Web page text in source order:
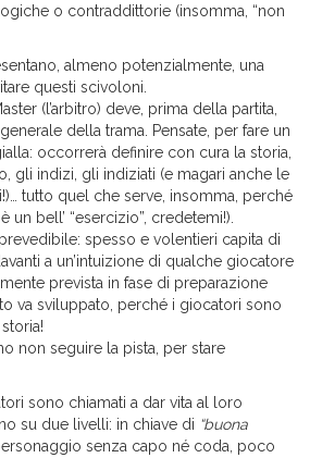
o contraddittorie (insomma, “non
almeno potenzialmente, una
questi scivoloni.
(l’arbitro) deve, prima della partita,
della trama. Pensate, per fare un
occorrerà definire con cura la storia,
gli indizi, gli indiziati (e magari anche le
tutto quel che serve, insomma, perché
un bell’ “esercizio”, credetemi!).
spesso e volentieri capita di
a un’intuizione di qualche giocatore
prevista in fase di preparazione
va sviluppato, perché i giocatori sono
non seguire la pista, per stare
sono chiamati a dar vita al loro
su due livelli: in chiave di “buona
senza capo né coda, poco